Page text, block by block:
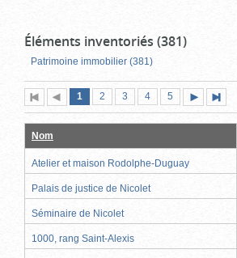
Éléments inventoriés (381)
Patrimoine immobilier (381)
Première
page
Page
précédente
Page
1 (page
actuelle)
Page
2 Page
3 Page
4 Page
5
suivante
page
Nom
Atelier et maison Rodolphe-Duguay
Palais de justice de Nicolet
Séminaire de Nicolet
1000, rang Saint-Alexis